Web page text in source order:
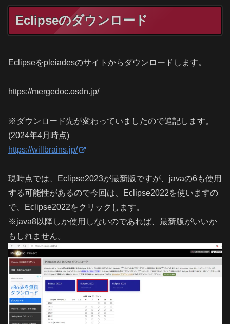
Eclipseのダウンロード
Eclipseをpleiadesのサイトからダウンロードします。
https://mergedoc.osdn.jp/
※ダウンロード先が変わっていましたので追記します。
(2024年4月時点)
https://willbrains.jp/
現時点では、Eclipse2023が最新版ですが、javaの6も使用
する可能性があるので今回は、Eclipse2022を使いますの
で、Eclipse2022をクリックします。
※java8以降しか使用しないのであれば、最新版がいいか
もしれません。